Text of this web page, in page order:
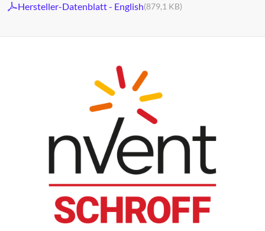
Hersteller-Datenblatt - English(879,1 KB)